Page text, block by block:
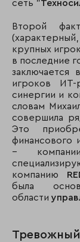
сеть "
Второй
крупных
в последние
заключается
игроков ИТ-
синергии и
словам
совершила
Это
финансового
–
компанию
была
области